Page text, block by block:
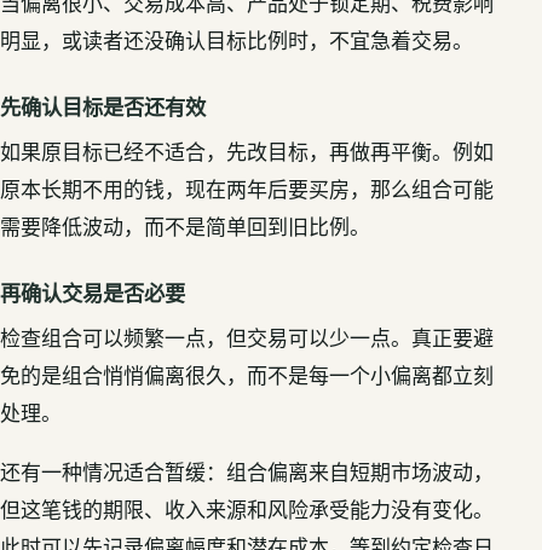
明显，或读者还没确认目标比例时，不宜急着交易。
先确认目标是否还有效
如果原目标已经不适合，先改目标，再做再平衡。例如
原本长期不用的钱，现在两年后要买房，那么组合可能
需要降低波动，而不是简单回到旧比例。
再确认交易是否必要
检查组合可以频繁一点，但交易可以少一点。真正要避
免的是组合悄悄偏离很久，而不是每一个小偏离都立刻
处理。
还有一种情况适合暂缓：组合偏离来自短期市场波动，
但这笔钱的期限、收入来源和风险承受能力没有变化。